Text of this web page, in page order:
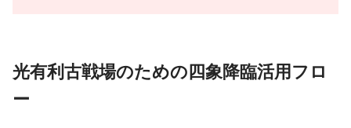
光有利古戦場のための四象降臨活用フロ
ー